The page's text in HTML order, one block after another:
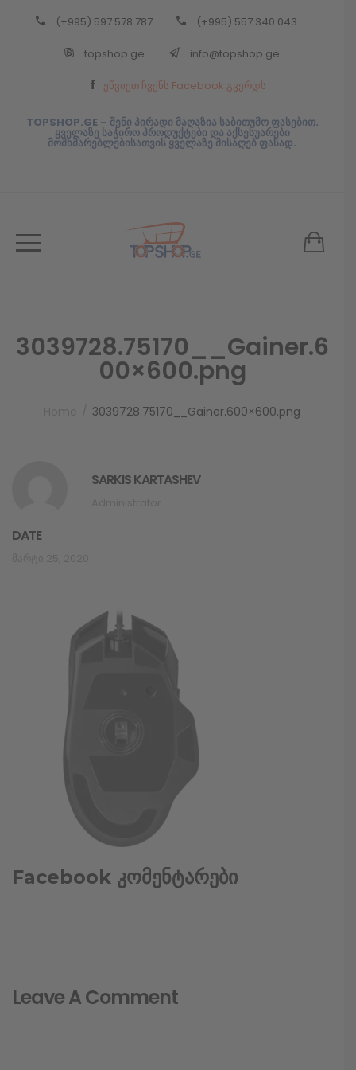
(+995) 597 578 787 (+995) 557 340 043
topshop.ge info@topshop.ge
ეწვიეთ ჩვენს Facebook გვერდს
TOPSHOP.GE – შენი პირადი მაღაზია საბითუმო ფასებით.
ყველაზე საჭირო პროდუქტები და აქსესუარები
მომხმარებლებისათვის ყველაზე მისაღებ ფასად.
3039728.75170__Gainer.6
00×600.png
3039728.75170__Gainer.600×600.png
SARKIS KARTASHEV
DATE
Facebook კომენტარები
Leave A Comment
Back